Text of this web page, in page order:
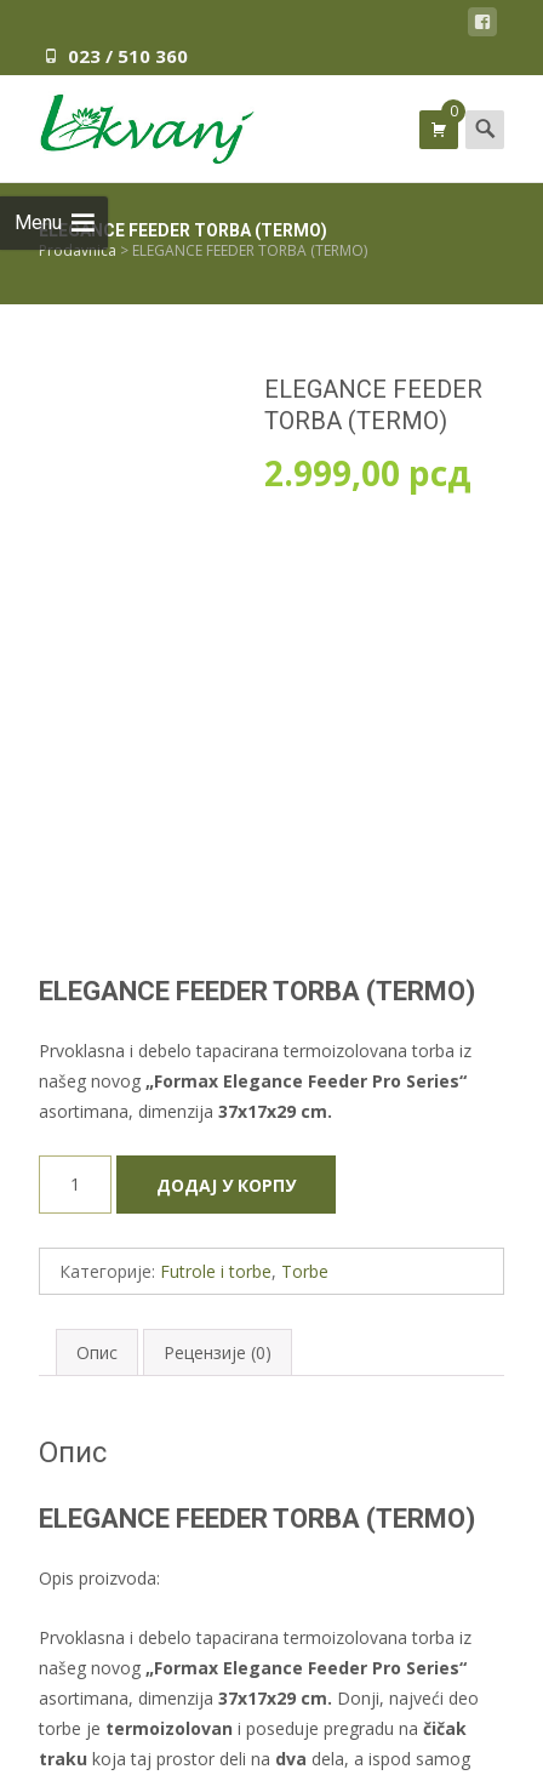
023 / 510 360
Menu
0 Search
for:
ELEGANCE FEEDER TORBA (TERMO)
Prodavnica > ELEGANCE FEEDER TORBA (TERMO)
ELEGANCE FEEDER
TORBA (TERMO)
2.999,00 рсд
ELEGANCE FEEDER TORBA (TERMO)
Prvoklasna i debelo tapacirana termoizolovana torba iz
našeg novog „Formax Elegance Feeder Pro Series“
asortimana, dimenzija 37x17x29 cm.
(TERMO)
количина
ДОДАЈ У КОРПУ
Категорије: Futrole i torbe, Torbe
Опис Рецензије (0)
Опис
ELEGANCE FEEDER TORBA (TERMO)
Opis proizvoda:
Prvoklasna i debelo tapacirana termoizolovana torba iz
našeg novog „Formax Elegance Feeder Pro Series“
asortimana, dimenzija 37x17x29 cm. Donji, najveći deo
torbe je termoizolovan i poseduje pregradu na čičak
traku koja taj prostor deli na dva dela, a ispod samog